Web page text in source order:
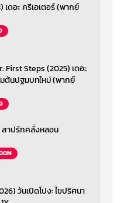
ดอะ ครีเอเตอร์ (พากย์
First Steps (2025) เดอะ
ต้นปฐมบทใหม่ (พากย์
าปรักคลั่งหลอน
วันเปิดโปง: ไขปริศนา